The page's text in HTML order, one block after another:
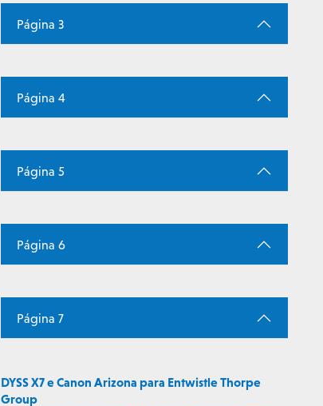
Página 3
Página 4
Página 5
Página 6
Página 7
DYSS X7 e Canon Arizona para Entwistle Thorpe
Group